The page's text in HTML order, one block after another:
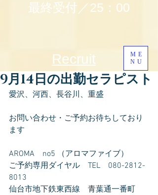
最終受付／25：00
ME
NU
Recruit
9月14日の出勤セラピスト
愛沢、河西、長谷川、重盛
お問い合わせ・ご予約お待ちしており
ます
AROMA　no5 （アロマファイブ）
ご予約専用ダイヤル　TEL　080-2812-
8013
仙台市地下鉄東西線　青葉通一番町